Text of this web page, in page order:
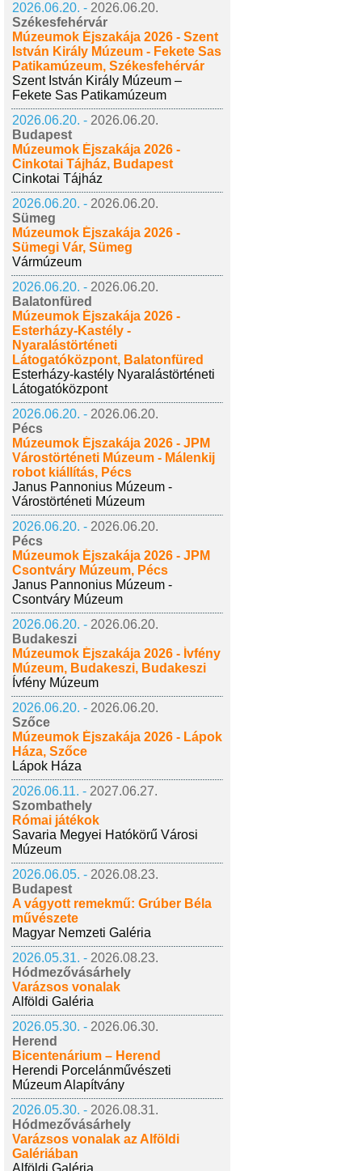
2026.06.20. - 2026.06.20.
Székesfehérvár
Múzeumok Éjszakája 2026 - Szent
István Király Múzeum - Fekete Sas
Patikamúzeum, Székesfehérvár
Szent István Király Múzeum –
Fekete Sas Patikamúzeum
2026.06.20. - 2026.06.20.
Budapest
Múzeumok Éjszakája 2026 -
Cinkotai Tájház, Budapest
Cinkotai Tájház
2026.06.20. - 2026.06.20.
Sümeg
Múzeumok Éjszakája 2026 -
Sümegi Vár, Sümeg
Vármúzeum
2026.06.20. - 2026.06.20.
Balatonfüred
Múzeumok Éjszakája 2026 -
Esterházy-Kastély -
Nyaralástörténeti
Látogatóközpont, Balatonfüred
Esterházy-kastély Nyaralástörténeti
Látogatóközpont
2026.06.20. - 2026.06.20.
Pécs
Múzeumok Éjszakája 2026 - JPM
Várostörténeti Múzeum - Málenkij
robot kiállítás, Pécs
Janus Pannonius Múzeum -
Várostörténeti Múzeum
2026.06.20. - 2026.06.20.
Pécs
Múzeumok Éjszakája 2026 - JPM
Csontváry Múzeum, Pécs
Janus Pannonius Múzeum -
Csontváry Múzeum
2026.06.20. - 2026.06.20.
Budakeszi
Múzeumok Éjszakája 2026 - Ívfény
Múzeum, Budakeszi, Budakeszi
Ívfény Múzeum
2026.06.20. - 2026.06.20.
Szőce
Múzeumok Éjszakája 2026 - Lápok
Háza, Szőce
Lápok Háza
2026.06.11. - 2027.06.27.
Szombathely
Római játékok
Savaria Megyei Hatókörű Városi
Múzeum
2026.06.05. - 2026.08.23.
Budapest
A vágyott remekmű: Grúber Béla
művészete
Magyar Nemzeti Galéria
2026.05.31. - 2026.08.23.
Hódmezővásárhely
Varázsos vonalak
Alföldi Galéria
2026.05.30. - 2026.06.30.
Herend
Bicentenárium – Herend
Herendi Porcelánművészeti
Múzeum Alapítvány
2026.05.30. - 2026.08.31.
Hódmezővásárhely
Varázsos vonalak az Alföldi
Galériában
Alföldi Galéria